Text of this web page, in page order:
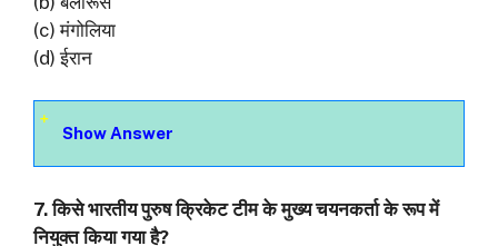
(c) मंगोलिया
(d) ईरान
Show Answer
7. किसे भारतीय पुरुष क्रिकेट टीम के मुख्य चयनकर्ता के रूप में
नियुक्त किया गया है?